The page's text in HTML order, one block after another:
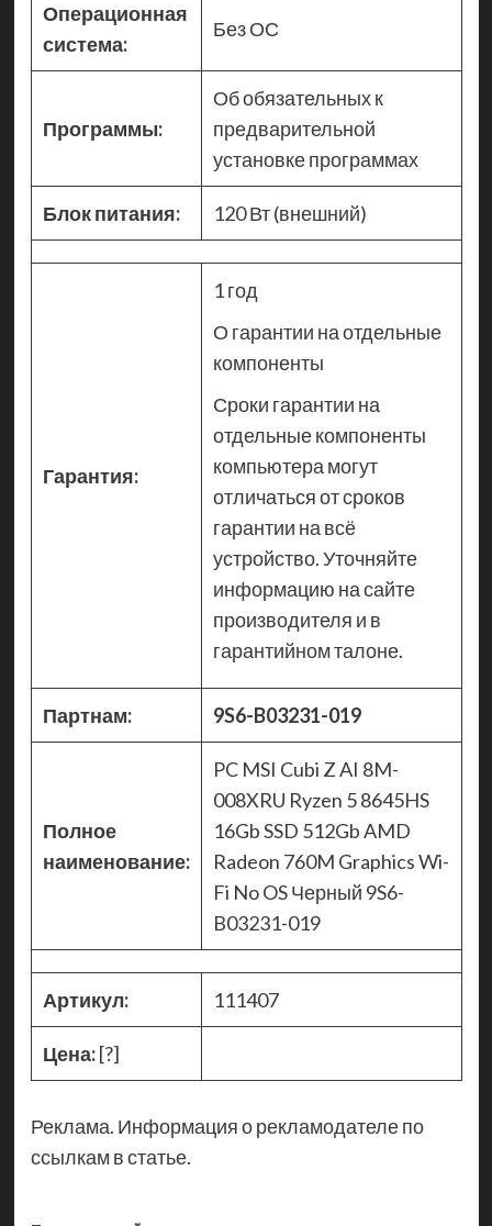
Операционная
система:
Без ОС
Программы:
Об обязательных к
предварительной
установке программах
Блок питания: 120 Вт (внешний)
Гарантия:
1 год
О гарантии на отдельные
компоненты
Сроки гарантии на
отдельные компоненты
компьютера могут
отличаться от сроков
гарантии на всё
устройство. Уточняйте
информацию на сайте
производителя и в
гарантийном талоне.
Партнам: 9S6-B03231-019
Полное
наименование:
PC MSI Cubi Z AI 8M-
008XRU Ryzen 5 8645HS
16Gb SSD 512Gb AMD
Radeon 760M Graphics Wi-
Fi No OS Черный 9S6-
B03231-019
Артикул: 111407
Цена:[?]
Реклама. Информация о рекламодателе по
ссылкам в статье.